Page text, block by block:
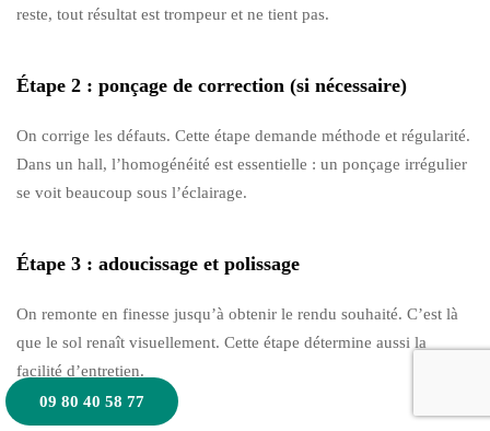
reste, tout résultat est trompeur et ne tient pas.
Étape 2 : ponçage de correction (si nécessaire)
On corrige les défauts. Cette étape demande méthode et régularité.
Dans un hall, l’homogénéité est essentielle : un ponçage irrégulier
se voit beaucoup sous l’éclairage.
Étape 3 : adoucissage et polissage
On remonte en finesse jusqu’à obtenir le rendu souhaité. C’est là
que le sol renaît visuellement. Cette étape détermine aussi la
facilité d’entretien.
09 80 40 58 77